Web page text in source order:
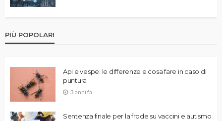
PIÙ POPOLARI
Api e vespe: le differenze e cosa fare in caso di
puntura
3 anni fa
Sentenza finale per la frode su vaccini e autismo